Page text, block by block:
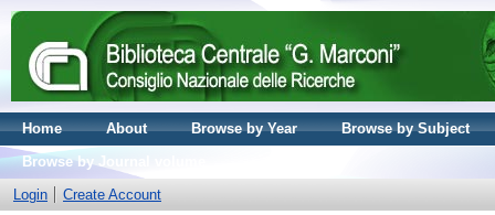
Home About Browse by Year
Browse by Subject
Browse by Journal volume
Login
Create Account